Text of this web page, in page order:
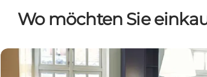
Wo möchten Sie
Geschäfte in Aarhus